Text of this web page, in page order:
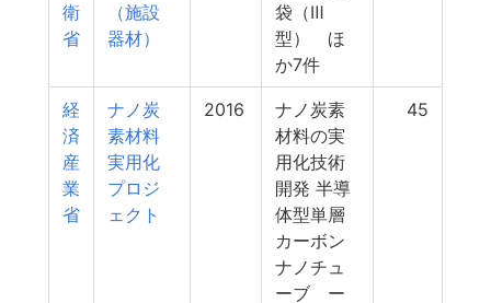
衛
省
（施設
器材）
袋（Ⅲ
型） ほ
か7件
経
済
産
業
省
ナノ炭
素材料
実用化
プロジ
ェクト
2016
ナノ炭素
材料の実
用化技術
開発 半導
体型単層
カーボン
ナノチュ
ーブ ー
45